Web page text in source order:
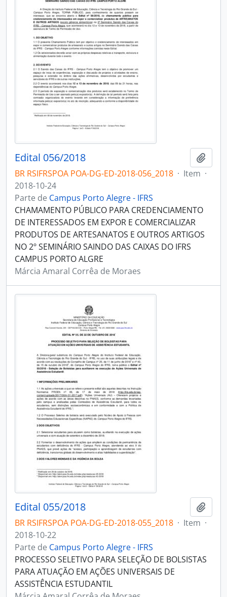
Edital 056/2018
BR RSIFRSPOA POA-DG-ED-2018-056_2018 · Item ·
2018-10-24
Parte de Campus Porto Alegre - IFRS
CHAMAMENTO PÚBLICO PARA CREDENCIAMENTO
DE INTERESSADOS EM EXPOR E COMERCIALIZAR
PRODUTOS DE ARTESANATOS E OUTROS ARTIGOS
NO 2º SEMINÁRIO SAINDO DAS CAIXAS DO IFRS
CAMPUS PORTO ALGRE
Márcia Amaral Corrêa de Moraes
Edital 055/2018
BR RSIFRSPOA POA-DG-ED-2018-055_2018 · Item ·
2018-10-22
Parte de Campus Porto Alegre - IFRS
PROCESSO SELETIVO PARA SELEÇÃO DE BOLSISTAS
PARA ATUAÇÃO EM AÇÕES UNIVERSAIS DE
ASSISTÊNCIA ESTUDANTIL